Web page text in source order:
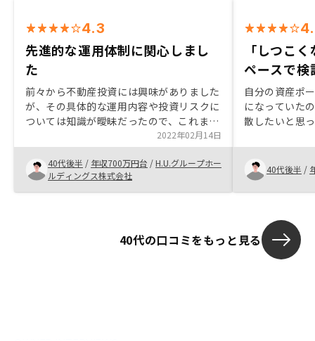
4.3
先進的な運用体制に関心しまし
た
前々から不動産投資には興味がありました
が、その具体的な運用内容や投資リスクに
ついては知識が曖昧だったので、これまで
手を出さずにいました。 RENOSYの運用
に関する体制などの説明を聞いて、今後の
動向を見据えた先進的な対応内容に関心し
つつ、特に運用リスクへの対応がしっかり
していると思いました。また、具体的な運
クなどが明確になりました。 購入を決め
2022年02月14日
40代後半 / 年収700万円台 /H.U.グループホー
ルディングス株式会社
「しつこ
ペースで検
自分の資産ポ
になっていた
散したいと思
メリットとデ
するまで数回
ださいました
ではローンを
りしたのです
つこく食い下
した． 結局数か月後に，不動産投資の検
40代後半 /
40代の口コミをもっと見る